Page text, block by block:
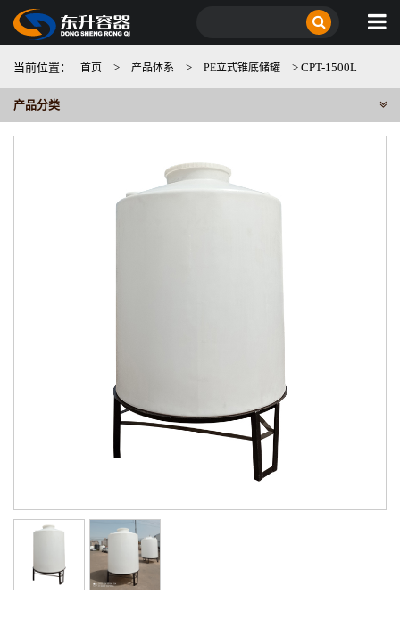
当前位置： 首页 > 产品体系 > PE立式锥底储罐 > CPT-1500L
产品分类